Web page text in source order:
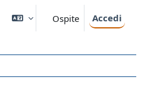
Ospite Accedi